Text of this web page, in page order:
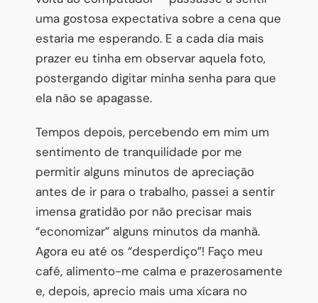
uma gostosa expectativa sobre a cena que
estaria me esperando. E a cada dia mais
prazer eu tinha em observar aquela foto,
postergando digitar minha senha para que
ela não se apagasse.
Tempos depois, percebendo em mim um
sentimento de tranquilidade por me
permitir alguns minutos de apreciação
antes de ir para o trabalho, passei a sentir
imensa gratidão por não precisar mais
“economizar” alguns minutos da manhã.
Agora eu até os “desperdiço”! Faço meu
café, alimento-me calma e prazerosamente
e, depois, aprecio mais uma xícara no